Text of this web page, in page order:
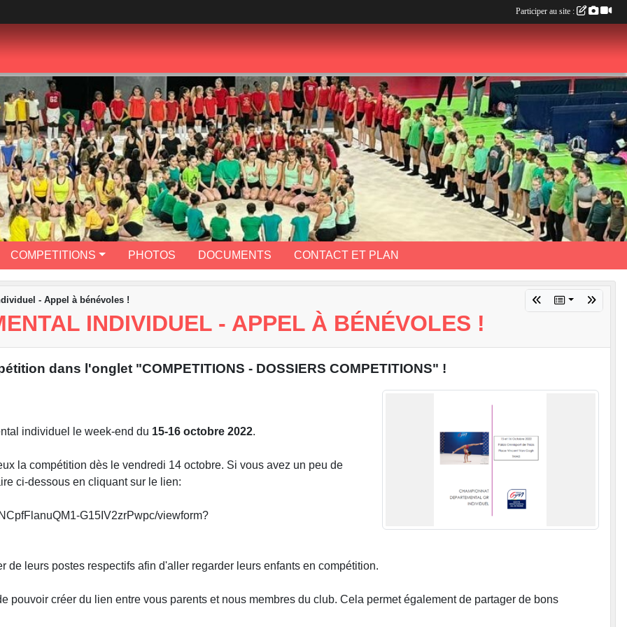
COMPETITIONS PHOTOS DOCUMENTS CONTACT ET PLAN
- Appel à bénévoles !
INDIVIDUEL - APPEL À BÉNÉVOLES !
dans l'onglet "COMPETITIONS - DOSSIERS COMPETITIONS" !
individuel le week-end du 15-16 octobre 2022.
la compétition dès le vendredi 14 octobre. Si vous avez un peu de
ci-dessous en cliquant sur le lien:
G15IV2zrPwpc/viewform?
leurs postes respectifs afin d'aller regarder leurs enfants en compétition.
pouvoir créer du lien entre vous parents et nous membres du club. Cela permet également de partager de bons
Participer au site :